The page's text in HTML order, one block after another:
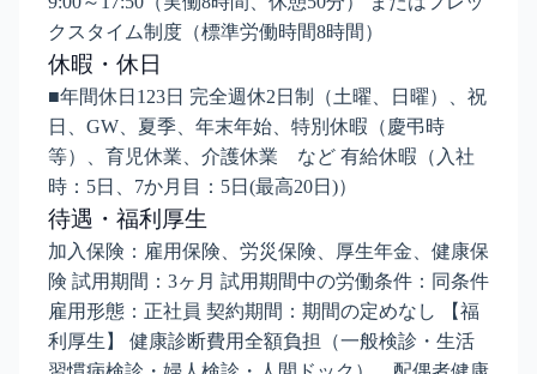
クスタイム制度（標準労働時間8時間）
休暇・休日
■年間休日123日 完全週休2日制（土曜、日曜）、祝
日、GW、夏季、年末年始、特別休暇（慶弔時
等）、育児休業、介護休業 など 有給休暇（入社
時：5日、7か月目：5日(最高20日)）
待遇・福利厚生
加入保険：雇用保険、労災保険、厚生年金、健康保
険 試用期間：3ヶ月 試用期間中の労働条件：同条件
雇用形態：正社員 契約期間：期間の定めなし 【福
利厚生】 健康診断費用全額負担（一般検診・生活